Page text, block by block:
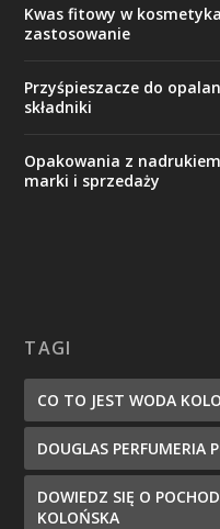
Kwas fitowy w
zastosowanie
Przyśpieszacze do
składniki
Opakowania z
marki i sprzedaży
TAGI
CO TO JEST WODA
DOUGLAS PERFUMERIA
DOWIEDZ SIĘ O
KOLOŃSKA